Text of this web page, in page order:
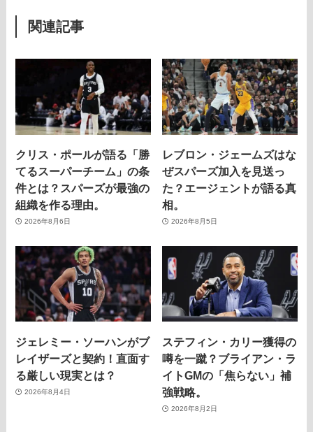
関連記事
クリス・ポールが語る「勝
てるスーパーチーム」の条
件とは？スパーズが最強の
組織を作る理由。
2026年8月6日
レブロン・ジェームズはな
ぜスパーズ加入を見送っ
た？エージェントが語る真
相。
2026年8月5日
ジェレミー・ソーハンがブ
レイザーズと契約！直面す
る厳しい現実とは？
2026年8月4日
ステフィン・カリー獲得の
噂を一蹴？ブライアン・ラ
イトGMの「焦らない」補
強戦略。
2026年8月2日